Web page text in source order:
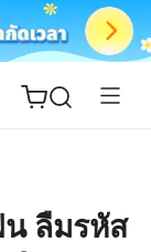
ลืมรหัส